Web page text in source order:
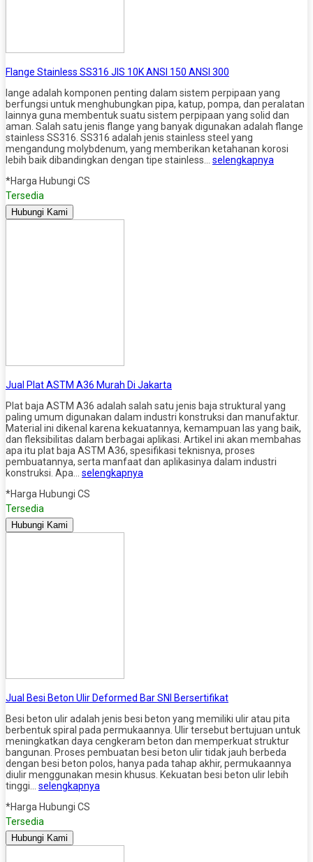
Flange Stainless SS316 JIS 10K ANSI 150 ANSI 300
lange adalah komponen penting dalam sistem perpipaan yang
berfungsi untuk menghubungkan pipa, katup, pompa, dan peralatan
lainnya guna membentuk suatu sistem perpipaan yang solid dan
aman. Salah satu jenis flange yang banyak digunakan adalah flange
stainless SS316. SS316 adalah jenis stainless steel yang
mengandung molybdenum, yang memberikan ketahanan korosi
lebih baik dibandingkan dengan tipe stainless… selengkapnya
*Harga Hubungi CS
Tersedia
Hubungi Kami
Jual Plat ASTM A36 Murah Di Jakarta
Plat baja ASTM A36 adalah salah satu jenis baja struktural yang
paling umum digunakan dalam industri konstruksi dan manufaktur.
Material ini dikenal karena kekuatannya, kemampuan las yang baik,
dan fleksibilitas dalam berbagai aplikasi. Artikel ini akan membahas
apa itu plat baja ASTM A36, spesifikasi teknisnya, proses
pembuatannya, serta manfaat dan aplikasinya dalam industri
konstruksi. Apa… selengkapnya
*Harga Hubungi CS
Tersedia
Hubungi Kami
Jual Besi Beton Ulir Deformed Bar SNI Bersertifikat
Besi beton ulir adalah jenis besi beton yang memiliki ulir atau pita
berbentuk spiral pada permukaannya. Ulir tersebut bertujuan untuk
meningkatkan daya cengkeram beton dan memperkuat struktur
bangunan. Proses pembuatan besi beton ulir tidak jauh berbeda
dengan besi beton polos, hanya pada tahap akhir, permukaannya
diulir menggunakan mesin khusus. Kekuatan besi beton ulir lebih
tinggi… selengkapnya
*Harga Hubungi CS
Tersedia
Hubungi Kami